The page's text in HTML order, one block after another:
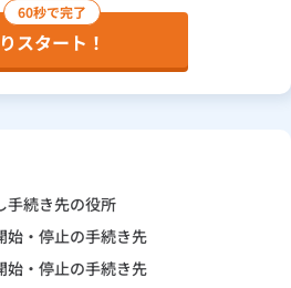
60秒で完了
スタート！
手続き先の役所
始・停止の手続き先
始・停止の手続き先